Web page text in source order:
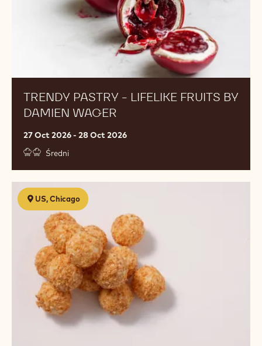
TRENDY PASTRY - LIFELIKE FRUITS BY
DAMIEN WAGER
27 Oct 2026 - 28 Oct 2026
Średni
US, Chicago
Discovering
Chocolate